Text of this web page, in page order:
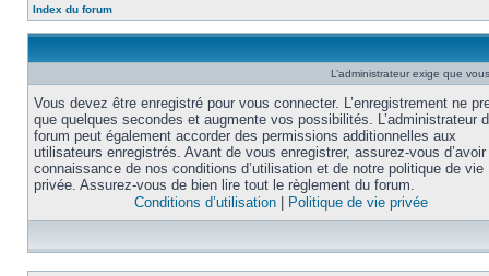
Index du forum
L’administrateur exige que
Vous devez être enregistré pour vous connecter. L’enregistrement ne
que quelques secondes et augmente vos possibilités. L’administrateur
forum peut également accorder des permissions additionnelles aux
utilisateurs enregistrés. Avant de vous enregistrer, assurez-vous
connaissance de nos conditions d’utilisation et de notre politique de vie
privée. Assurez-vous de bien lire tout le règlement du forum.
Conditions d’utilisation
Politique de vie privée